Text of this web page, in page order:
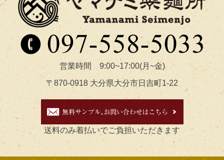
営業時間 9:00~17:00(月~金)
〒870-0918 大分県大分市日吉町1-22
送料のみ着払いでご負担いただきます